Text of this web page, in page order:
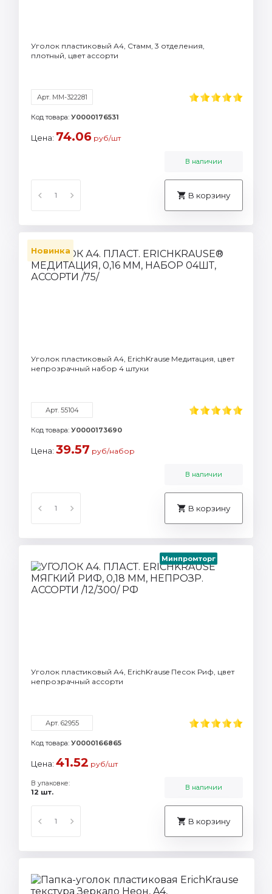
Уголок пластиковый А4, Стамм, 3 отделения,
плотный, цвет ассорти
Арт. ММ-322281
Код товара: У0000176531
Цена: 74.06 руб/шт
В наличии
В корзину
Новинка
Уголок пластиковый А4, ErichKrause Медитация, цвет
непрозрачный набор 4 штуки
Арт. 55104
Код товара: У0000173690
Цена: 39.57 руб/набор
В наличии
В корзину
Минпромторг
Уголок пластиковый А4, ErichKrause Песок Риф, цвет
непрозрачный ассорти
Арт. 62955
Код товара: У0000166865
Цена: 41.52 руб/шт
В упаковке:
12 шт.
В наличии
В корзину